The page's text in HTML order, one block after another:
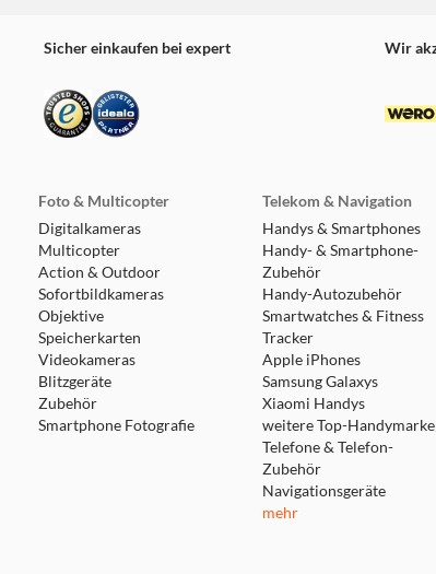
einer Hand.
werden
Eis benötigt, um
unter
tatsächliche
variieren.
Sicher einkaufen bei expert Wir
Foto & Multicopter
Digitalkameras
Multicopter
Action & Outdoor
Sofortbildkameras
Objektive
Speicherkarten
Videokameras
Blitzgeräte
Zubehör
Smartphone Fotografie
Telekom & Navigation
Handys & Smartphones
Handy- & Smartphone-
Zubehör
Handy-Autozubehör
Smartwatches & Fitness
Tracker
Apple iPhones
Samsung Galaxys
Xiaomi Handys
weitere Top-
Telefone & Telefon-
Zubehör
Navigationsgeräte
mehr